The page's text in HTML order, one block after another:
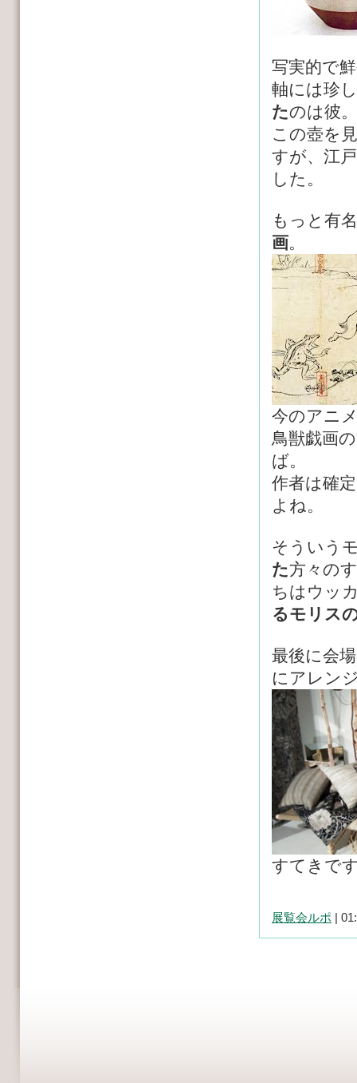
写実的で
軸には珍
たのは彼。
この壺を
すが、江
した。
もっと有
画。
今のアニ
鳥獣戯画
ば。
作者は確
よね。
そういう
た方々の
ちはウッ
るモリス
最後に会
にアレン
すてきで
展覧会ルポ |